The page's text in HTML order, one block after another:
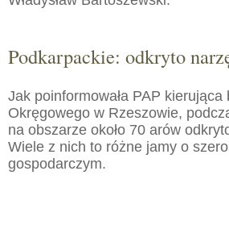
Podkarpackie: odkryto
Jak poinformowała PAP
Okręgowego w Rzeszowie,
na obszarze około 70 arów
Wiele z nich to różne jamy o
gospodarczym.